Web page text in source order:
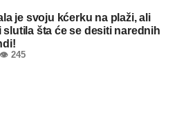
je svoju kćerku na plaži, ali
slutila šta će se desiti narednih
👁 245